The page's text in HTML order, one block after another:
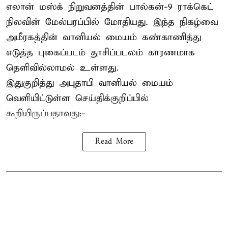
எலான் மஸ்க் நிறுவனத்தின் பால்கன்-9 ராக்கெட்
நிலவின் மேல்பரப்பில் மோதியது. இந்த நிகழ்வை
அமீரகத்தின் வானியல் மையம் கண்காணித்து
எடுத்த புகைப்படம் தூசிப்படலம் காரணமாக
தெளிவில்லாமல் உள்ளது.
இதுகுறித்து அபுதாபி வானியல் மையம்
வெளியிட்டுள்ள செய்திக்குறிப்பில்
கூறியிருப்பதாவது:-
Read More